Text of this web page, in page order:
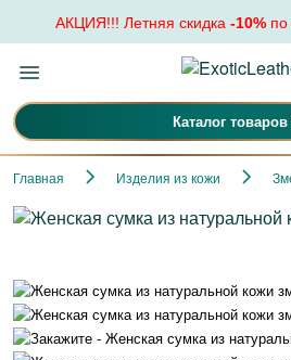
АКЦИЯ!!! Летняя скидка -10%по
Каталог товаров
Главная Изделия из кожи